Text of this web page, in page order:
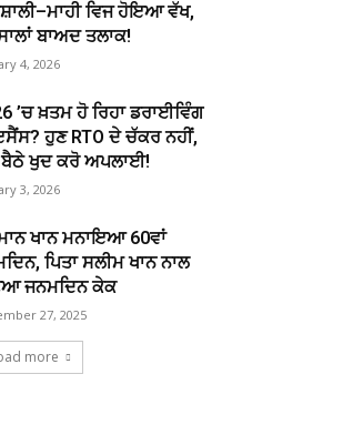
ਵਿਜ ਹੋਇਆ ਵੱਖ,
ਬਾਅਦ ਤਲਾਕ!
4, 2026
’ਚ ਖ਼ਤਮ ਹੋ ਰਿਹਾ ਡਰਾਈਵਿੰਗ
ਹੁਣ RTO ਦੇ ਚੱਕਰ ਨਹੀਂ,
ਖੁਦ ਕਰੋ ਅਪਲਾਈ!
3, 2026
ਖਾਨ ਮਨਾਇਆ 60ਵਾਂ
ਪਿਤਾ ਸਲੀਮ ਖਾਨ ਨਾਲ
ਜਨਮਦਿਨ ਕੇਕ
27, 2025
more